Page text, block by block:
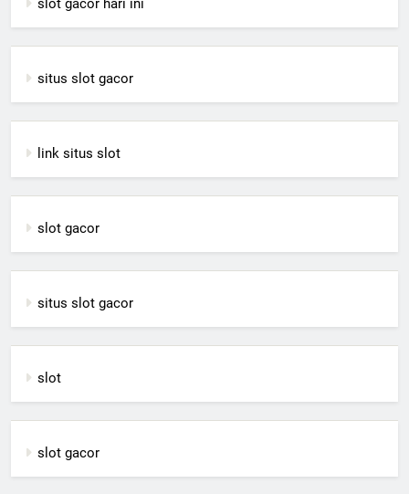
slot gacor hari ini
situs slot gacor
link situs slot
slot gacor
situs slot gacor
slot
slot gacor